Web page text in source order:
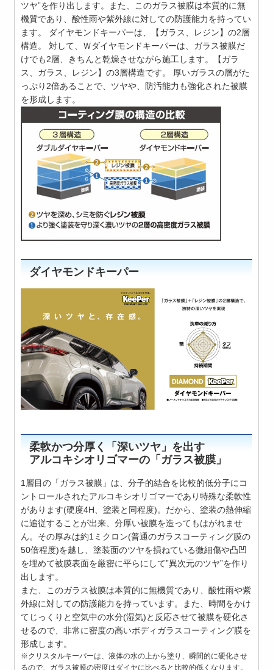
ツヤ”を作り出します。また、このガラス被膜は本質的に無
機質であり、酸性雨や紫外線に対しての防護能力を持ってい
ます。 ダイヤモンドキーパーは、【ガラス、レジン】の2層
構造。 対して、Ｗダイヤモンドキーパーは、ガラス被膜だ
けでも2層、きちんと乾燥させながら施工します。【ガラ
ス、ガラス、レジン】の3層構造です。 厚いガラスの層がた
っぷり2倍あることで、ツヤや、防汚能力も強化された被膜
を形成します。
ダイヤモンドキーパー
柔軟かつ分厚く「深いツヤ」を出す
アルコキシオリゴマーの「ガラス被膜」
1層目の「ガラス被膜」は、分子的結合を比較的低分子にコ
ントロールされたアルコキシオリゴマーであり特殊な柔軟性
があります(硬度4H、塗装と同程度)。だから、塗装の熱伸縮
に追従することが出来、分厚い被膜を造ってもはがれませ
ん。その厚みは約1ミクロン(普通のガラスコーティング膜の
50倍程度)を越し、塗装面のツヤを損ねている微細傷や凸凹
を埋めて被膜表面を厳密に平らにして”異次元のツヤ”を作り
出します。
また、このガラス被膜は本質的に無機質であり、酸性雨や紫
外線に対しての防護能力を持っています。また、時間をかけ
てじっくりと空気中の水分(湿気)と反応させて被膜を硬化さ
せるので、非常に密度の高いボディガラスコーティング膜を
形成します。
※クリスタルキーパーは、液体の水の上から塗り、瞬間的に硬化させ
るので、ガラス被膜の密度はダイヤに比べると比較的低くなります。